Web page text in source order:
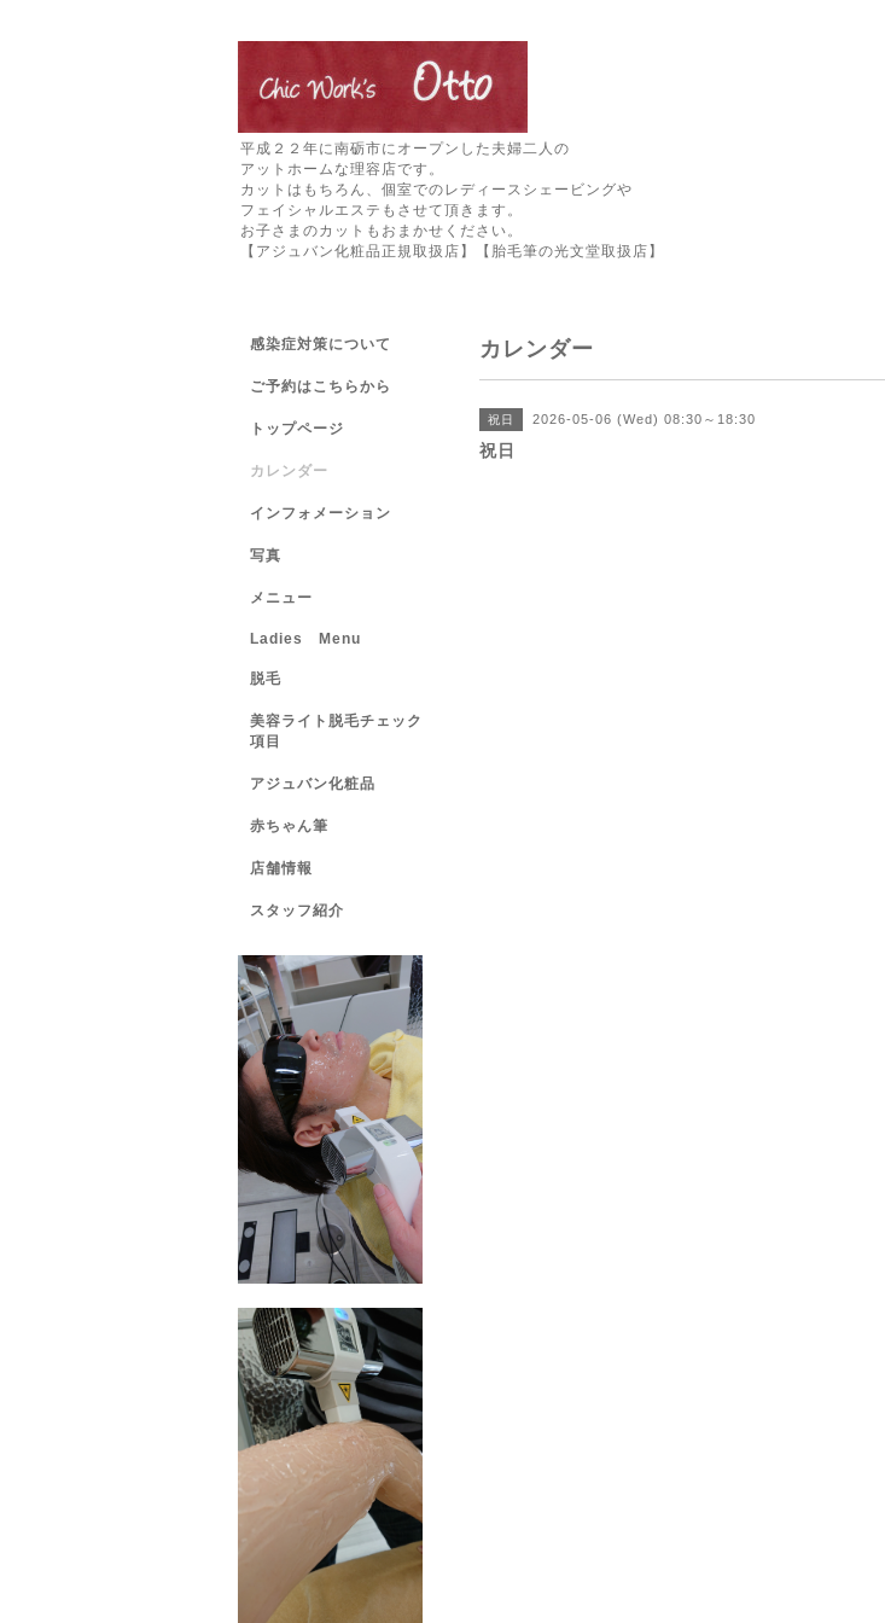
平成２２年に南砺市にオープンした夫婦二人の
アットホームな理容店です。
カットはもちろん、個室でのレディースシェービングや
フェイシャルエステもさせて頂きます。
お子さまのカットもおまかせください。
【アジュバン化粧品正規取扱店】【胎毛筆の光文堂取扱店】
カレンダー
祝日 2026-05-06 (Wed) 08:30～18:30
祝日
感染症対策について
ご予約はこちらから
トップページ
カレンダー
インフォメーション
写真
メニュー
Ladies Menu
脱毛
美容ライト脱毛チェック
項目
アジュバン化粧品
赤ちゃん筆
店舗情報
スタッフ紹介